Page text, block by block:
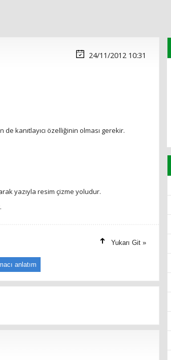
24/11/2012 10:31
kanıtlayıcı özelliğinin olması gerekir.
yazıyla resim çizme yoludur.
Yukarı Git »
anlatım